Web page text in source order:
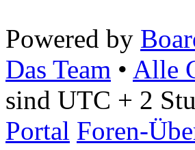
Powered by
Das Team • Alle
sind UTC + 2
Portal Foren-